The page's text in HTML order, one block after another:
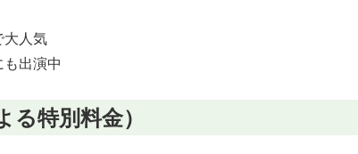
大人気
出演中
る特別料金）